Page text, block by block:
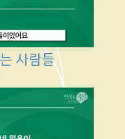
사람들